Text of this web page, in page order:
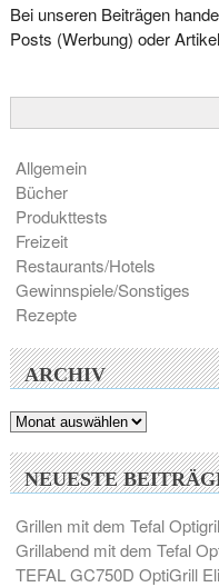
Bei unseren Beiträgen
Posts (Werbung) oder
Allgemein
Bücher
Produkttests
Freizeit
Restaurants/Hotels
Gewinnspiele/Sonstiges
Rezepte
ARCHIV
Archiv
NEUESTE
Grillen mit dem Tefal
Grillabend mit dem Tefal
TEFAL GC750D OptiGrill